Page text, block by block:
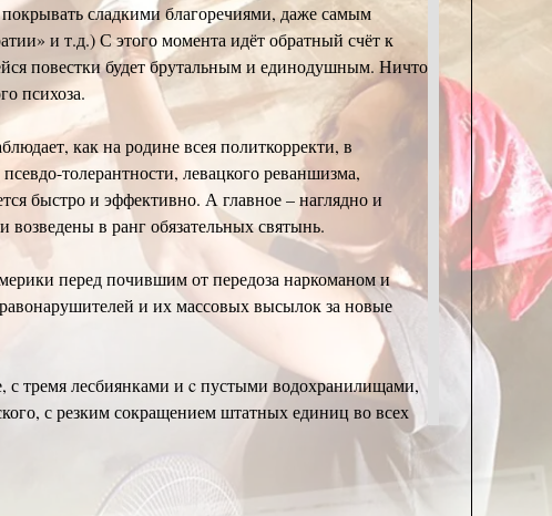
покрывать сладкими благоречиями, даже самым
и т.д.) С этого момента идёт обратный счёт к
повестки будет брутальным и единодушным. Ничто
психоза.
как на родине всея политкорректи, в
толерантности, левацкого реваншизма,
быстро и эффективно. А главное – наглядно и
в ранг обязательных святынь.
перед почившим от передоза наркоманом и
и их массовых высылок за новые
тремя лесбиянками и c пустыми водохранилищами,
с резким сокращением штатных единиц во всех
ужасающему снижению трудовых успехов.
природой».